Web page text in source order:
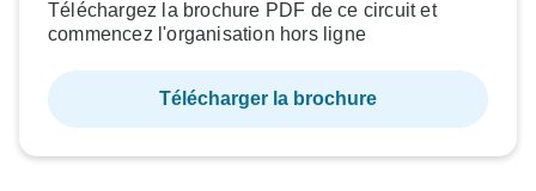
Téléchargez la brochure PDF de ce circuit et
commencez l'organisation hors ligne
Télécharger la brochure